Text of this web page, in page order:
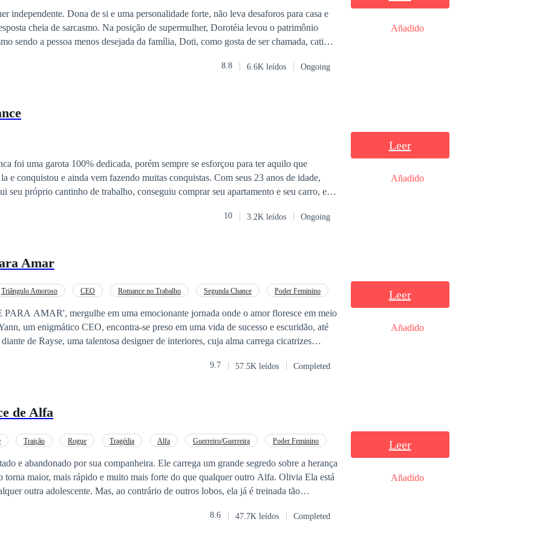
independente. Dona de si e uma personalidade forte, não leva desaforos para casa e
cheia de sarcasmo. Na posição de supermulher, Dorotéia levou o patrimônio
sendo a pessoa menos desejada da família, Doti, como gosta de ser chamada, cativa
no fundo, sabe que precisa de um porto seguro. Um encontro desastroso é suficiente
em sua cama, mas para sempre ao seu lado. Uma mulher forte e, ao mesmo tempo
8.8 6.6K leídos Ongoing
Añadido
e ainda vem fazendo muitas conquistas. Com seus 23 anos de idade,
seu próprio cantinho de trabalho, conseguiu comprar seu apartamento e seu carro, e
ela viu uma nova chance para viver. Iniciada: 15/11/2020 tempos de
10 3.2K leídos Ongoing
Leer
Añadido
Amar
Triângulo Amoroso CEO Romance no Trabalho Segunda Chance
Poder Feminino
AMAR', mergulhe em uma emocionante jornada onde o amor floresce em meio
um enigmático CEO, encontra-se preso em uma vida de sucesso e escuridão, até
de Rayse, uma talentosa designer de interiores, cuja alma carrega cicatrizes
uma conexão intensa que desafia todas as adversidades. Em um cenário de
9.7 57.5K leídos Completed
Leer
Añadido
de Alfa
Traição Rogue Tragédia Alfa Guerreiro/Guerreira
Poder Feminino
e abandonado por sua companheira. Ele carrega um grande segredo sobre a herança
maior, mais rápido e muito mais forte do que qualquer outro Alfa. Olivia Ela está
outra adolescente. Mas, ao contrário de outros lobos, ela já é treinada tão
de se proteger. Ao crescer, ela chamou a atenção de seu velho
8.6 47.7K leídos Completed
Leer
Añadido